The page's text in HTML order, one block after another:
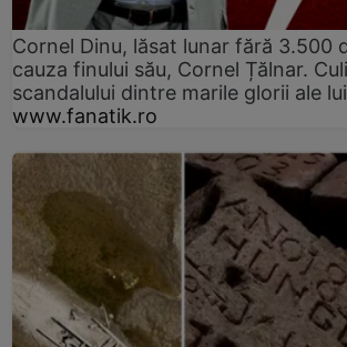
Cornel Dinu, lăsat lunar fără 3.500
cauza finului său, Cornel Țălnar.
scandalului dintre marile glorii ale
www.fanatik.ro